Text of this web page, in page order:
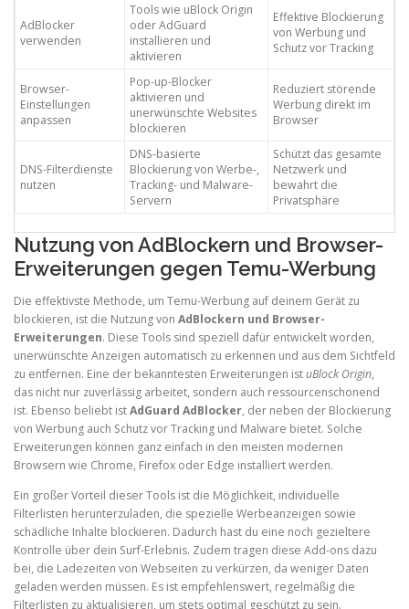
AdBlocker
verwenden
Tools wie uBlock Origin
oder AdGuard
installieren und
aktivieren
Effektive Blockierung
von Werbung und
Schutz vor Tracking
Browser-
Einstellungen
anpassen
Pop-up-Blocker
aktivieren und
unerwünschte Websites
blockieren
Reduziert störende
Werbung direkt im
Browser
DNS-Filterdienste
nutzen
DNS-basierte
Blockierung von Werbe-,
Tracking- und Malware-
Servern
Schützt das gesamte
Netzwerk und
bewahrt die
Privatsphäre
Nutzung von AdBlockern und Browser-
Erweiterungen gegen Temu-Werbung
Die effektivste Methode, um Temu-Werbung auf deinem Gerät zu
blockieren, ist die Nutzung von AdBlockern und Browser-
Erweiterungen. Diese Tools sind speziell dafür entwickelt worden,
unerwünschte Anzeigen automatisch zu erkennen und aus dem Sichtfeld
zu entfernen. Eine der bekanntesten Erweiterungen istuBlock Origin,
das nicht nur zuverlässig arbeitet, sondern auch ressourcenschonend
ist. Ebenso beliebt istAdGuard AdBlocker, der neben der Blockierung
von Werbung auch Schutz vor Tracking und Malware bietet. Solche
Erweiterungen können ganz einfach in den meisten modernen
Browsern wie Chrome, Firefox oder Edge installiert werden.
Ein großer Vorteil dieser Tools ist die Möglichkeit, individuelle
Filterlisten herunterzuladen, die spezielle Werbeanzeigen sowie
schädliche Inhalte blockieren. Dadurch hast du eine noch gezieltere
Kontrolle über dein Surf-Erlebnis. Zudem tragen diese Add-ons dazu
bei, die Ladezeiten von Webseiten zu verkürzen, da weniger Daten
geladen werden müssen. Es ist empfehlenswert, regelmäßig die
Filterlisten zu aktualisieren, um stets optimal geschützt zu sein.